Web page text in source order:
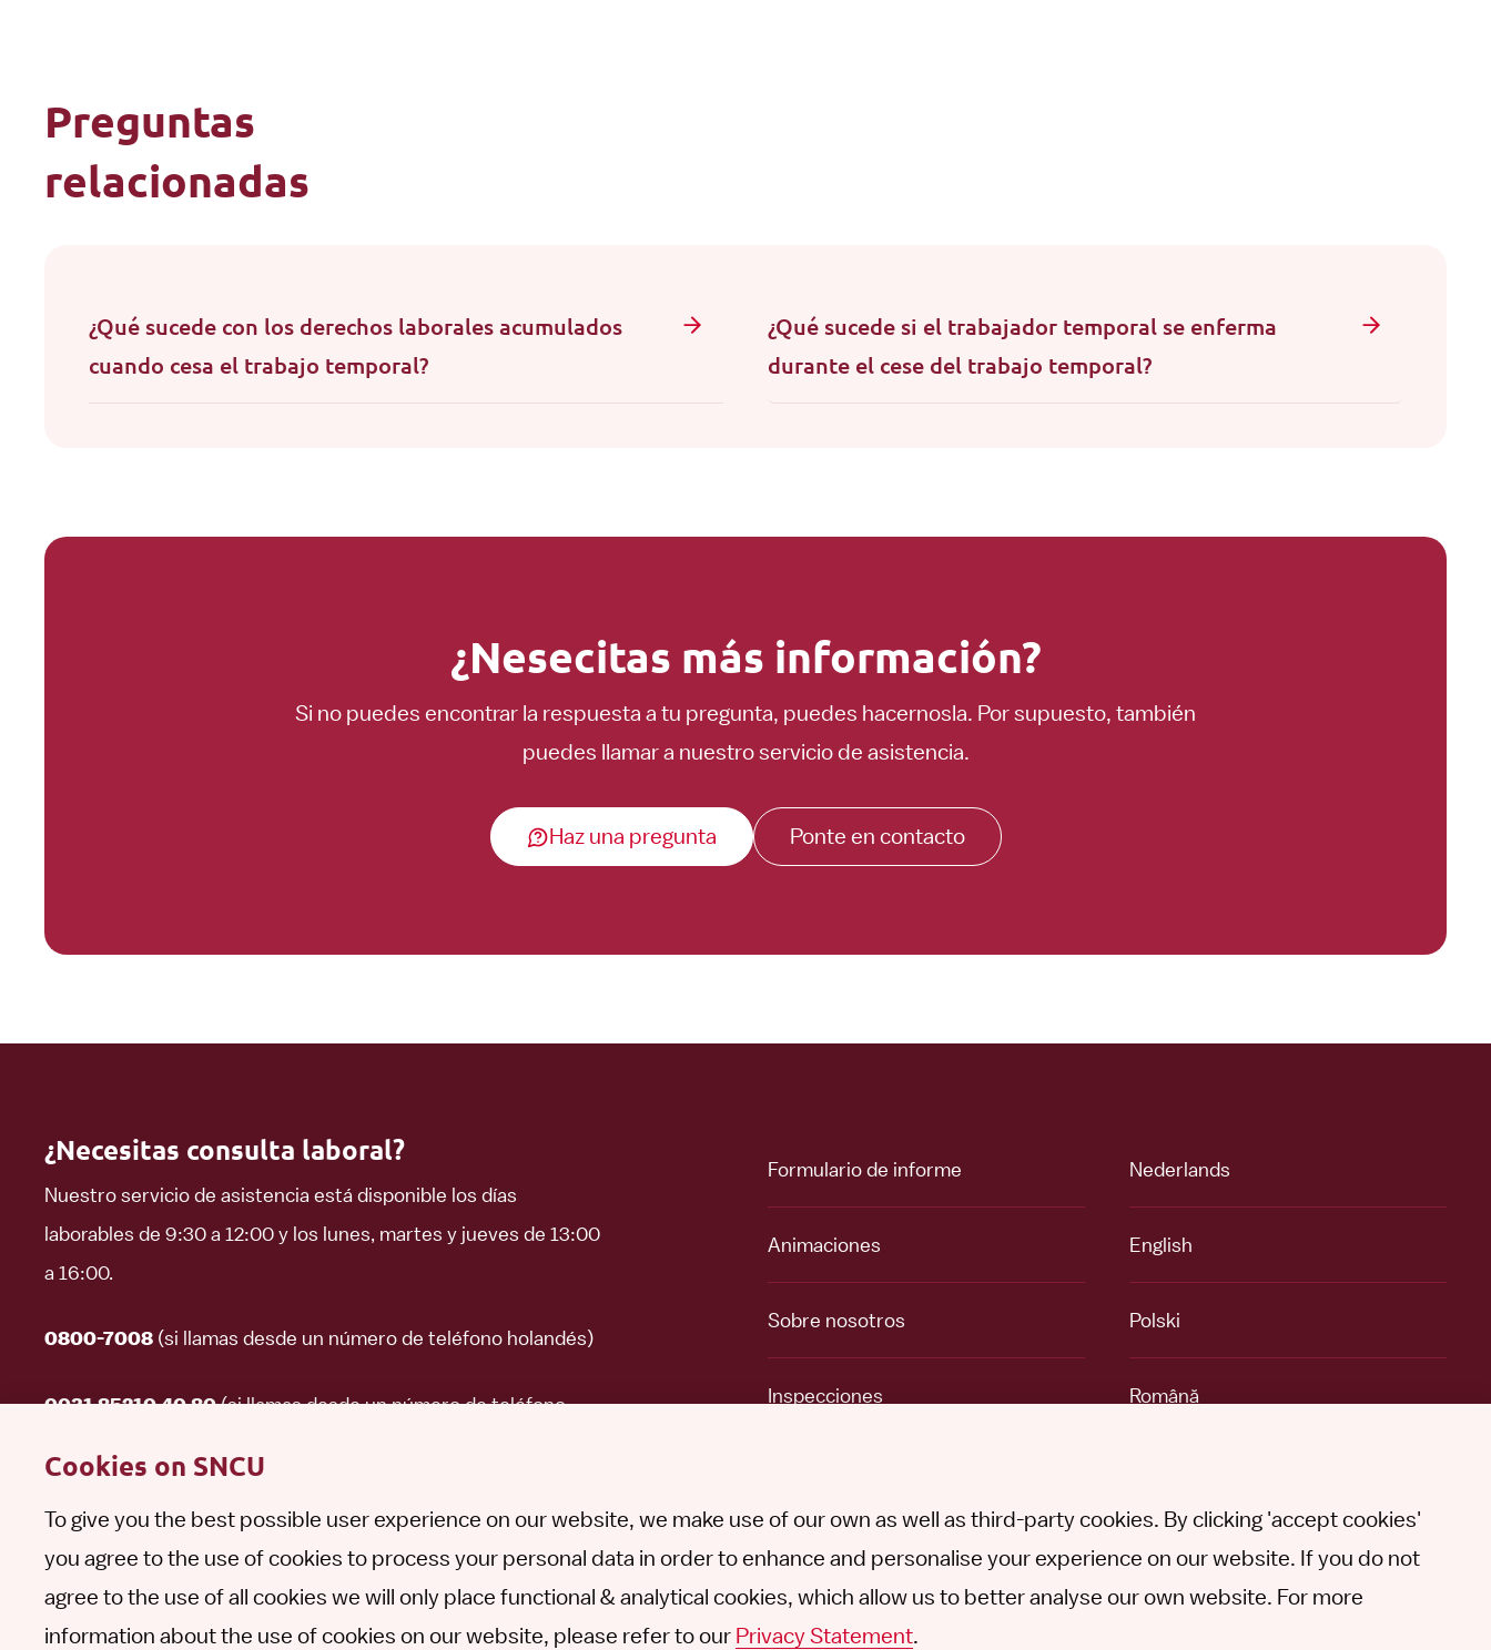
Preguntas
relacionadas
¿Qué sucede con los derechos laborales acumulados
cuando cesa el trabajo temporal?
¿Qué sucede si el trabajador temporal se enferma
durante el cese del trabajo temporal?
¿Nesecitas más información?
Si no puedes encontrar la respuesta a tu pregunta, puedes hacernosla. Por supuesto, también
puedes llamar a nuestro servicio de asistencia.
Haz una pregunta Ponte en contacto
¿Necesitas consulta laboral?
Nuestro servicio de asistencia está disponible los días
laborables de 9:30 a 12:00 y los lunes, martes y jueves de 13:00
a 16:00.
0800-7008 (si llamas desde un número de teléfono holandés)
0031 85210 40 80(si llamas desde un número de teléfono
Haz una pregunta Contacto
Formulario de informe
Animaciones
Sobre nosotros
Inspecciones
Nederlands
English
Polski
Română
FollowFollowFollowFollowFollow
Cookies on SNCU
To give you the best possible user experience on our website, we make use of our own as well as third-party cookies. By clicking 'accept cookies'
you agree to the use of cookies to process your personal data in order to enhance and personalise your experience on our website. If you do not
agree to the use of all cookies we will only place functional & analytical cookies, which allow us to better analyse our own website. For more
information about the use of cookies on our website, please refer to our Privacy Statement.